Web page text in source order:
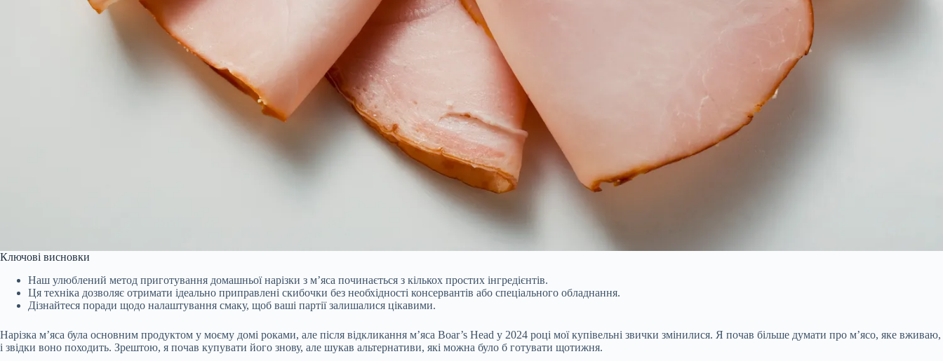
Ключові висновки
Наш улюблений метод приготування домашньої нарізки з м’яса починається з кількох простих інгредієнтів.
Ця техніка дозволяє отримати ідеально приправлені скибочки без необхідності консервантів або спеціального обладнання.
Дізнайтеся поради щодо налаштування смаку, щоб ваші партії залишалися цікавими.
Нарізка м’яса була основним продуктом у моєму домі роками, але після відкликання м’яса Boar’s Head у 2024 році мої купівельні звички змінилися. Я почав більше думати про м’ясо, яке вживаю,
і звідки воно походить. Зрештою, я почав купувати його знову, але шукав альтернативи, які можна було б готувати щотижня.